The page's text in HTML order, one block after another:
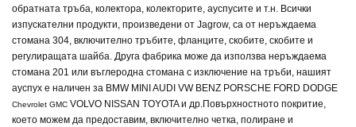
обратната тръба, колектора, колекторите, ауспусите и т.н. Всички
изпускателни продукти, произведени от Jagrow, са от неръждаема
стомана 304, включително тръбите, фланците, скобите, скобите и
регулиращата шайба. Друга фабрика може да използва неръждаема
стомана 201 или въглеродна стомана с изключение на тръби, нашият
ауспух е наличен за BMW MINI AUDI VW BENZ PORSCHE FORD DODGE
Chevrolet GMC VOLVO NISSAN TOYOTA и др.Повърхностното покритие,
което можем да предоставим, включително четка, полиране и